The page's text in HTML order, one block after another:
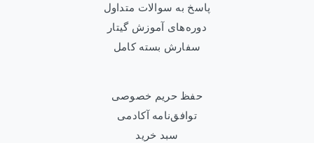
پاسخ به سوالات متداول
دوره‌های آموزش گیتار
سفارش بسته کامل
حفظ حریم خصوصی
توافق‌نامه آکادمی
سبد خرید